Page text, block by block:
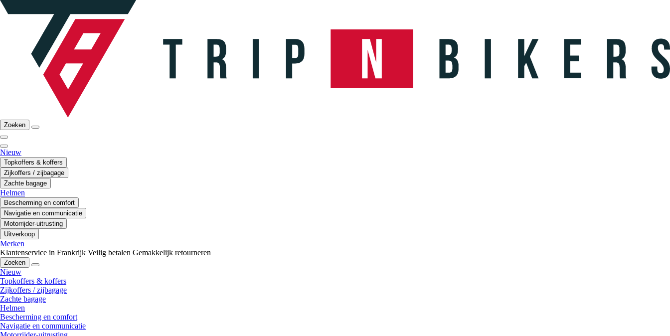
Zoeken
Nieuw
Topkoffers & koffers
Zijkoffers / zijbagage
Zachte bagage
Helmen
Bescherming en comfort
Navigatie en communicatie
Motorrijder-uitrusting
Uitverkoop
Merken
Klantenservice in Frankrijk Veilig betalen Gemakkelijk retourneren
Zoeken
Nieuw
Topkoffers & koffers
Zijkoffers / zijbagage
Zachte bagage
Helmen
Bescherming en comfort
Navigatie en communicatie